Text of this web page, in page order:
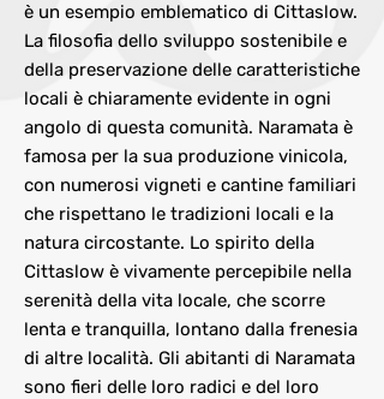
è un esempio emblematico di Cittaslow.
La filosofia dello sviluppo sostenibile e
della preservazione delle caratteristiche
locali è chiaramente evidente in ogni
angolo di questa comunità. Naramata è
famosa per la sua produzione vinicola,
con numerosi vigneti e cantine familiari
che rispettano le tradizioni locali e la
natura circostante. Lo spirito della
Cittaslow è vivamente percepibile nella
serenità della vita locale, che scorre
lenta e tranquilla, lontano dalla frenesia
di altre località. Gli abitanti di Naramata
sono fieri delle loro radici e del loro